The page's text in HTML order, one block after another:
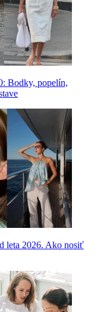
Bodky, popelín,
leta 2026. Ako nosiť